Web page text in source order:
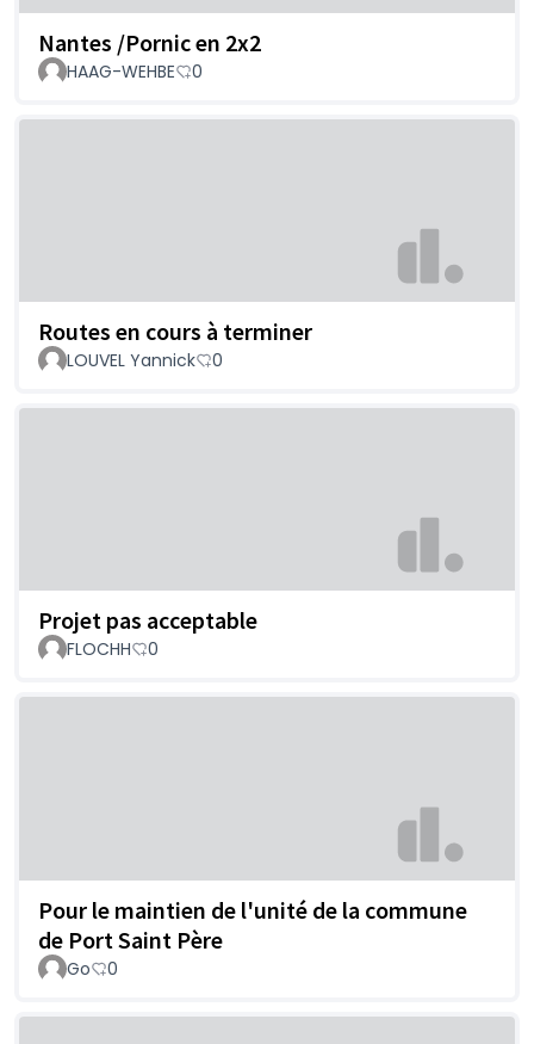
Nantes /Pornic en 2x2
HAAG-WEHBE 0
Routes en cours à terminer
LOUVEL Yannick 0
Projet pas acceptable
FLOCHH 0
Pour le maintien de l'unité de la commune
de Port Saint Père
Go 0